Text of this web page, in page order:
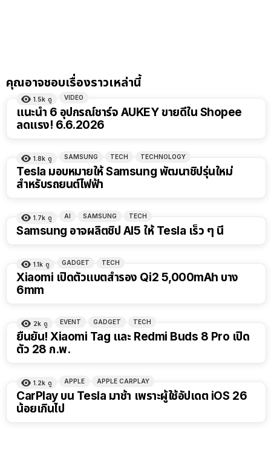
คุณอาจชอบเรื่องราวเหล่านี้
1.5k ดู VIDEO
แนะนำ 6 อุปกรณ์ชาร์จ AUKEY ขายดีใน Shopee
ลดแรง! 6.6.2026
1.8k ดู SAMSUNG TECH TECHNOLOGY
Tesla มอบหมายให้ Samsung พัฒนาชิปรุ่นใหม่
สำหรับรถยนต์ไฟฟ้า
1.7k ดู AI SAMSUNG TECH
Samsung อาจผลิตชิป AI5 ให้ Tesla เร็ว ๆ นี้
1.1k ดู GADGET TECH
Xiaomi เปิดตัวแบตสำรอง Qi2 5,000mAh บาง
6mm
2k ดู EVENT GADGET TECH
ยืนยัน! Xiaomi Tag และ Redmi Buds 8 Pro เปิด
ตัว 28 ก.พ.
1.2k ดู APPLE APPLE CARPLAY
CarPlay บน Tesla มาช้า เพราะผู้ใช้อัปเดต iOS 26
น้อยเกินไป